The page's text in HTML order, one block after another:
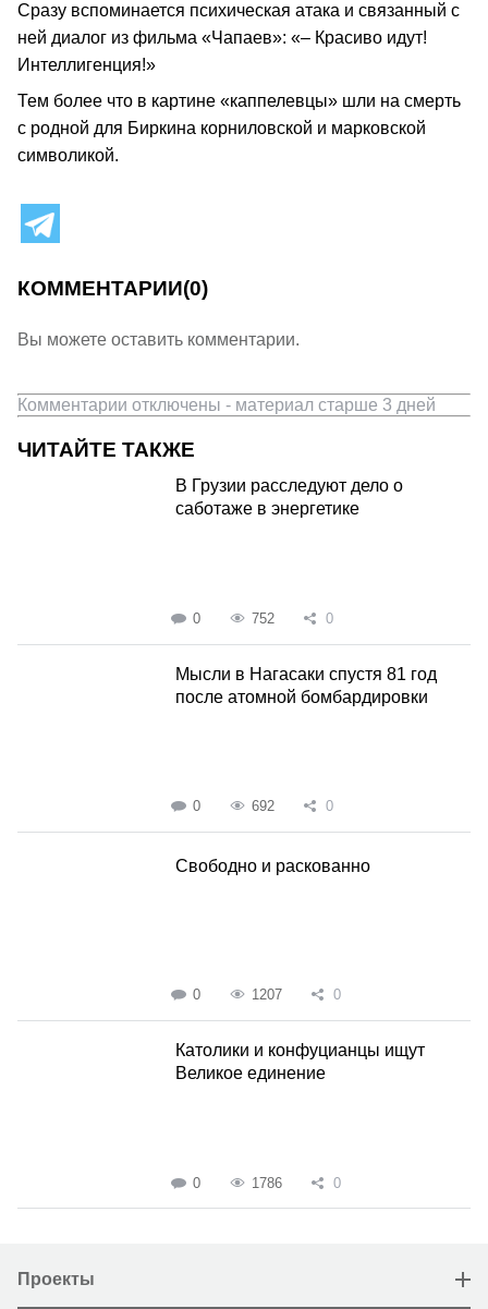
Сразу вспоминается психическая атака и связанный с
ней диалог из фильма «Чапаев»: «– Красиво идут!
Интеллигенция!»
Тем более что в картине «каппелевцы» шли на смерть
с родной для Биркина корниловской и марковской
символикой.
КОММЕНТАРИИ(0)
Вы можете оставить комментарии.
Комментарии отключены - материал старше 3 дней
ЧИТАЙТЕ ТАКЖЕ
В Грузии расследуют дело о
саботаже в энергетике
0 752 0
Мысли в Нагасаки спустя 81 год
после атомной бомбардировки
0 692 0
Свободно и раскованно
0 1207 0
Католики и конфуцианцы ищут
Великое единение
0 1786 0
Проекты